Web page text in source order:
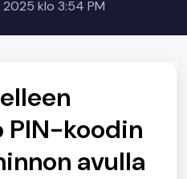
klo 3:54 PM
koodin
avulla